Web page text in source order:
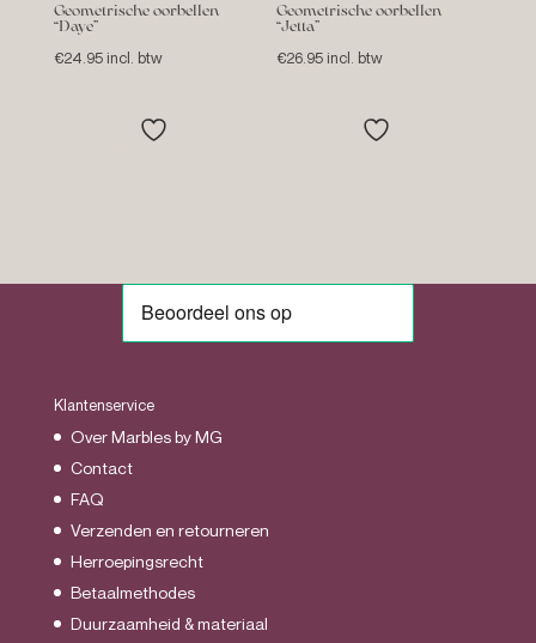
Geometrische oorbellen
“Daye”
€24.95 incl. btw
Geometrische oorbellen
“Jetta”
€26.95 incl. btw
Klantenservice
Over Marbles by MG
Contact
FAQ
Verzenden en retourneren
Herroepingsrecht
Betaalmethodes
Duurzaamheid & materiaal